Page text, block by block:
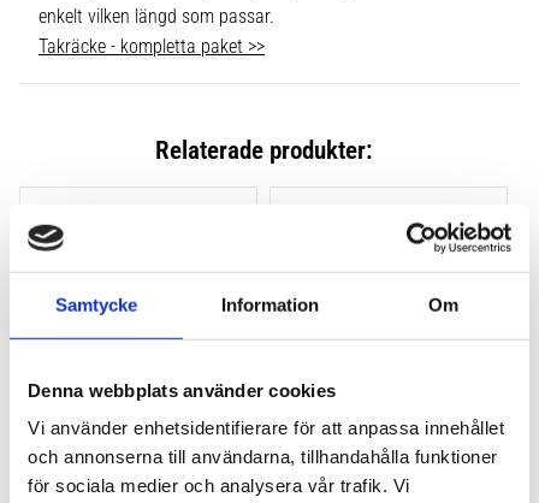
Samtycke Information Om
Denna webbplats använder cookies
Vi använder enhetsidentifierare för att anpassa innehållet
och annonserna till användarna, tillhandahålla funktioner
för sociala medier och analysera vår trafik. Vi
enkelt vilken längd som passar.
Takräcke - kompletta paket >>
Relaterade produkter:
THULE CLAMP EVO 4-
PACK 710500
THULE CLAMP EDGE 4-
PACK 720500
Lägg